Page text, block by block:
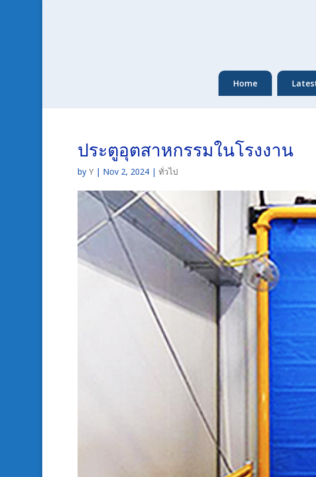
Home
ประตูอุตสาหกรรมในโรงงาน
by Y | Nov 2, 2024 | ทั่วไป